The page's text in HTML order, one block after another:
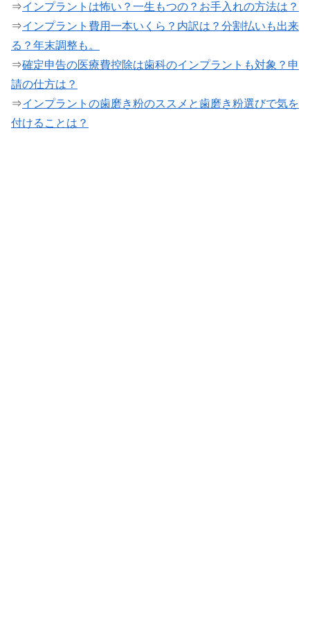
⇒インプラントは怖い？一生もつの？お手入れの方法は？
⇒インプラント費用一本いくら？内訳は？分割払いも出来
る？年末調整も。
⇒確定申告の医療費控除は歯科のインプラントも対象？申
請の仕方は？
⇒インプラントの歯磨き粉のススメと歯磨き粉選びで気を
付けることは？